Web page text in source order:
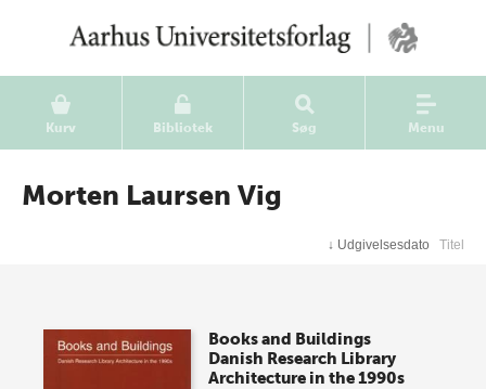
Kurv Bibliotek Søg Menu
Morten Laursen Vig
↓ Udgivelsesdato Titel
Books and Buildings
Danish Research Library
Architecture in the 1990s